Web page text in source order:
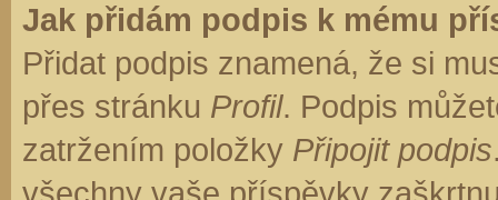
Jak přidám podpis k mému
Přidat podpis znamená, že si
přes stránku Profil. Podpis
zatržením položky Připojit podpis